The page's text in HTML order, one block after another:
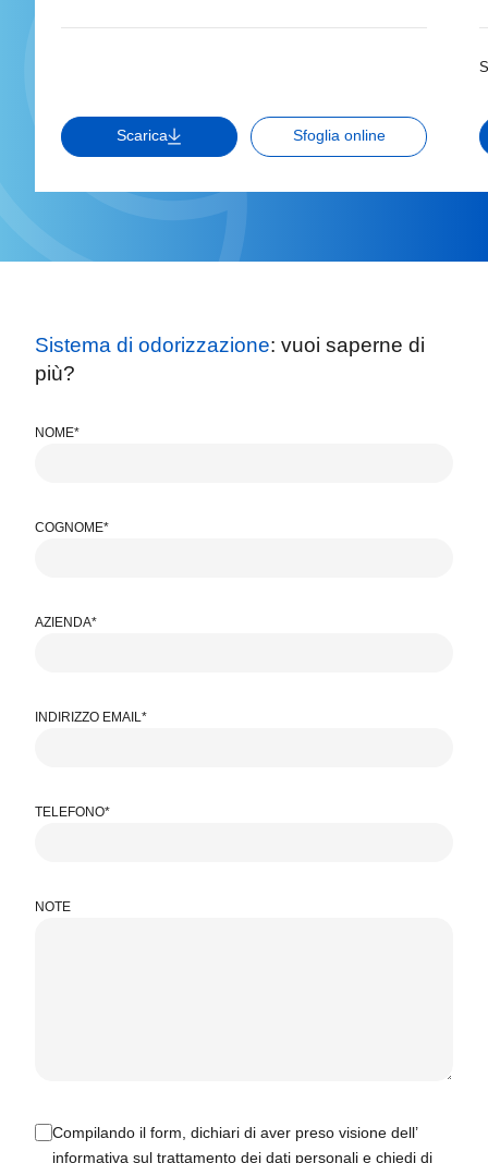
Scarica Sfoglia online
Sistema di odorizzazione: vuoi saperne di
più?
NOME*
COGNOME*
AZIENDA*
INDIRIZZO EMAIL*
TELEFONO*
NOTE
Compilando il form, dichiari di aver preso visione dell’
informativa sul trattamento dei dati personali e chiedi di